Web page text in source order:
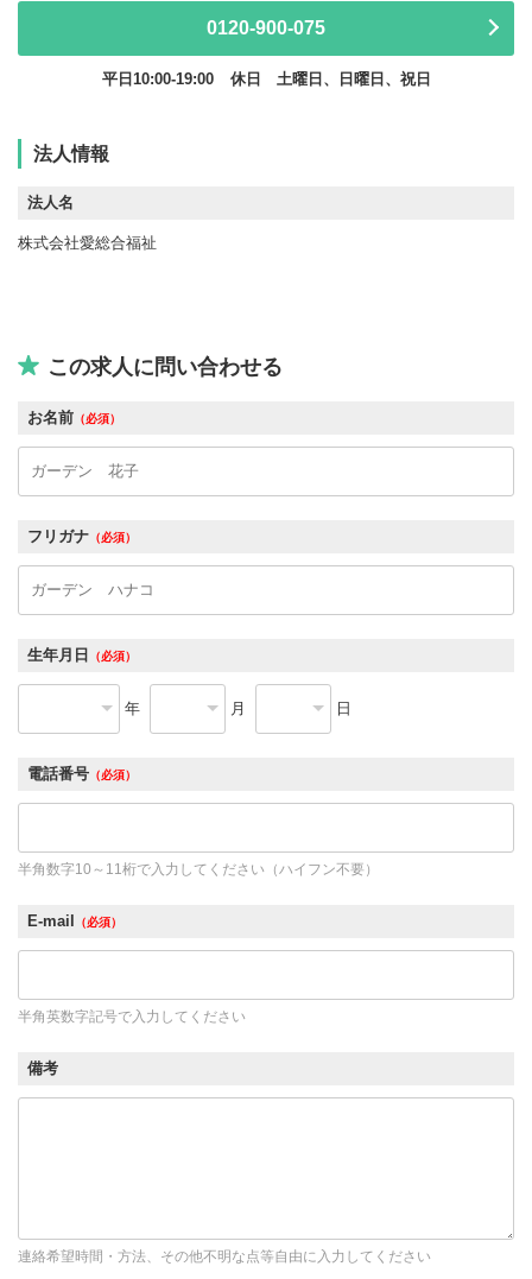
0120-900-075
平日10:00-19:00 休日 土曜日、日曜日、祝日
法人情報
法人名
株式会社愛総合福祉
この求人に問い合わせる
お名前 （必須）
フリガナ （必須）
生年月日 （必須）
年 月 日
電話番号 （必須）
半角数字10～11桁で入力してください（ハイフン不要）
E-mail （必須）
半角英数字記号で入力してください
備考
連絡希望時間・方法、その他不明な点等自由に入力してください